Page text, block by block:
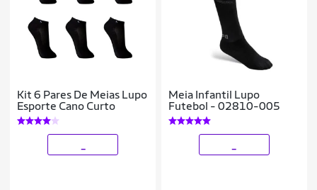
Kit 6 Pares De Meias Lupo
Esporte Cano Curto
Meia Infantil Lupo
Futebol - 02810-005